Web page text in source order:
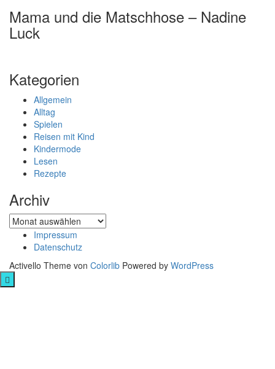
Mama und die Matschhose – Nadine
Luck
Kategorien
Allgemein
Alltag
Spielen
Reisen mit Kind
Kindermode
Lesen
Rezepte
Archiv
Archiv
Impressum
Datenschutz
Activello Theme von Colorlib Powered by WordPress